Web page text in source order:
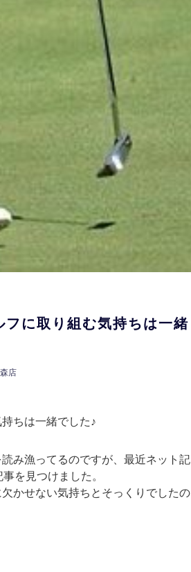
フに取り組む気持ちは一緒
店
ちは一緒でした♪
み漁ってるのですが、最近ネット記
を見つけました。
かせない気持ちとそっくりでしたの